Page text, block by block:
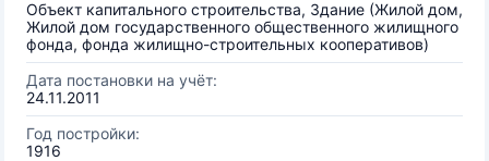
Объект капитального строительства, Здание (Жилой дом,
Жилой дом государственного общественного жилищного
фонда, фонда жилищно-строительных кооперативов)
Дата постановки на учёт:
24.11.2011
Год постройки:
1916